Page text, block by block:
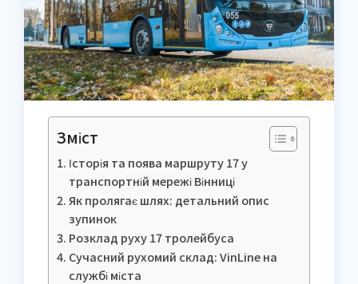
Зміст
Історія та поява маршруту 17 у
транспортній мережі Вінниці
Як пролягає шлях: детальний опис
зупинок
Розклад руху 17 тролейбуса
Сучасний рухомий склад: VinLine на
службі міста